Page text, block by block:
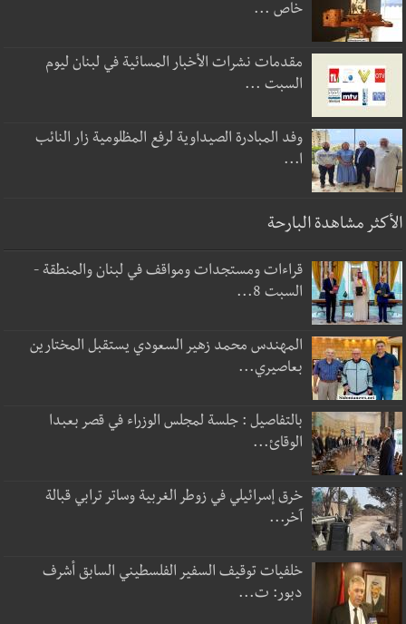
خاص ...
مقدمات نشرات الأخبار المسائية في لبنان ليوم
السبت ...
وفد المبادرة الصيداوية لرفع المظلومية زار النائب
ا...
الأكثر مشاهدة البارحة
قراءات ومستجدات ومواقف في لبنان والمنطقة -
السبت 8...
المهندس محمد زهير السعودي يستقبل المختارين
بعاصيري...
بالتفاصيل : جلسة لمجلس الوزراء في قصر بعبدا
الوقائ...
خرق إسرائيلي في زوطر الغربية وساتر ترابي قبالة
آخر...
خلفيات توقيف السفير الفلسطيني السابق أشرف
دبور: ت...